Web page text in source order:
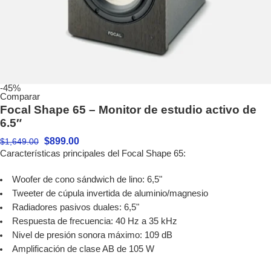
-45%
Comparar
Focal Shape 65 – Monitor de estudio activo de
6.5″
$1,649.00 $899.00
Características principales del Focal Shape 65:
Woofer de cono sándwich de lino: 6,5"
Tweeter de cúpula invertida de aluminio/magnesio
Radiadores pasivos duales: 6,5"
Respuesta de frecuencia: 40 Hz a 35 kHz
Nivel de presión sonora máximo: 109 dB
Amplificación de clase AB de 105 W